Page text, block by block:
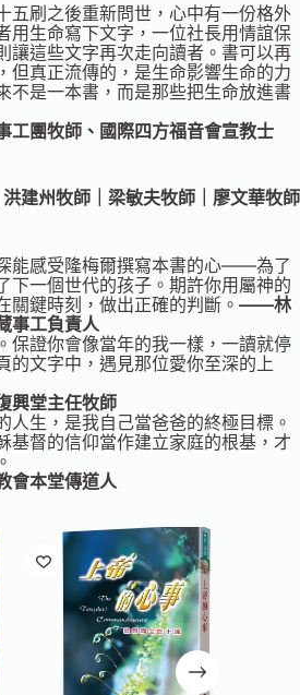
五刷之後重新問世，心中有一份格外
用生命寫下文字，一位社長用情誼保
讓這些文字再次走向讀者。書可以再
但真正流傳的，是生命影響生命的力
不是一本書，而是那些把生命放進書
團牧師、國際四方福音會宣教士
建州牧師｜梁敏夫牧師｜廖文華牧師
能感受隆梅爾撰寫本書的心——為了
下一個世代的孩子。期許你用屬神的
關鍵時刻，做出正確的判斷。 ——林
事工負責人
保證你會像當年的我一樣，一讀就停
的文字中，遇見那位愛你至深的上
堂主任牧師
人生，是我自己當爸爸的終極目標。
基督的信仰當作建立家庭的根基，才
本堂傳道人